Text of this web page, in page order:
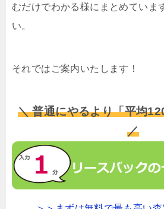
むだけでわかる様にまとめていま
い。
それではご案内いたします！
＼ 普通にやるより「平均
／